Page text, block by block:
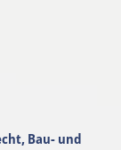
Bau- und